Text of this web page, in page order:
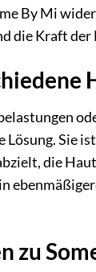
By Mi
die Kraft
Sie
die
zu